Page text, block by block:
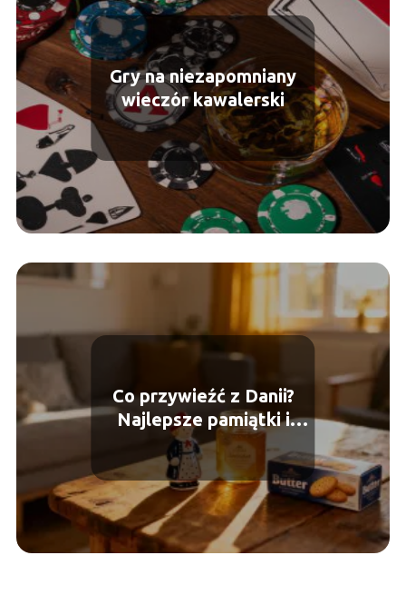
Gry na niezapomniany
wieczór kawalerski
Co przywieźć z Danii?
Najlepsze pamiątki i
lokalne produkty